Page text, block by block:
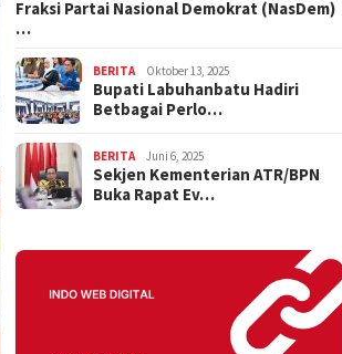
Fraksi Partai Nasional Demokrat (NasDem)
…
BERITA Oktober 13, 2025
Bupati Labuhanbatu Hadiri
Betbagai Perlo…
BERITA Juni 6, 2025
Sekjen Kementerian ATR/BPN
Buka Rapat Ev…